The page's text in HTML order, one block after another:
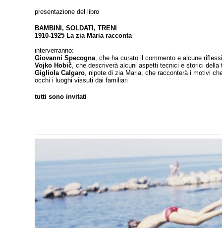
presentazione del libro
BAMBINI, SOLDATI, TRENI
1910-1925 La zia Maria racconta
interverranno:
Giovanni Specogna , che ha curato il commento e alcune
Vojko Hobič , che descriverà alcuni aspetti tecnici e storici
Gigliola Calgaro , nipote di zia Maria, che racconterà i motivi
occhi i luoghi vissuti dai familiari
tutti sono invitati